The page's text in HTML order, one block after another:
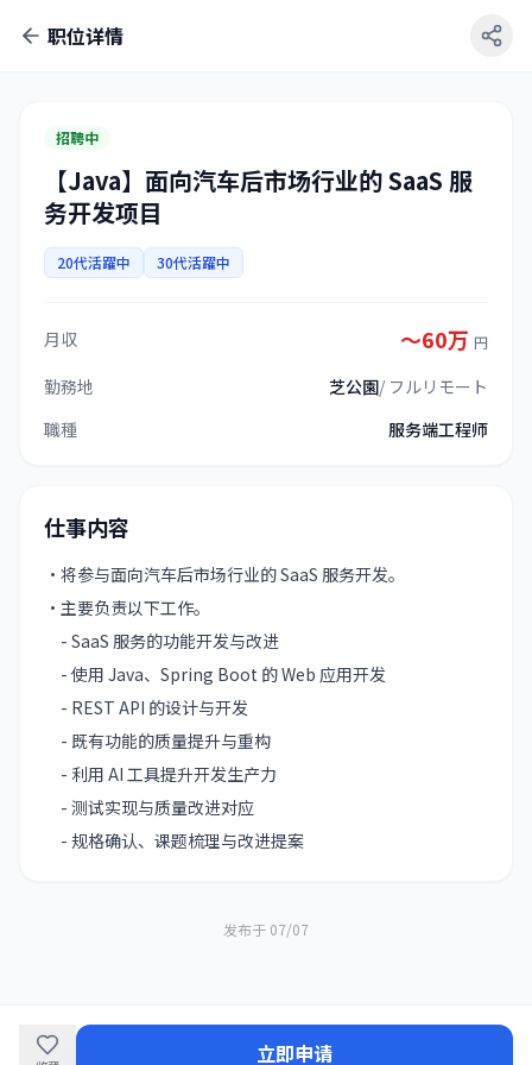
职位详情
招聘中
【Java】面向汽车后市场行业的 SaaS 服
务开发项目
20代活躍中 30代活躍中
月収 〜60万 円
勤務地 芝公園/ フルリモート
職種
服务端工程师
仕事内容
・将参与面向汽车后市场行业的 SaaS 服务开发。
・主要负责以下工作。
- SaaS 服务的功能开发与改进
- 使用 Java、Spring Boot 的 Web 应用开发
- REST API 的设计与开发
- 既有功能的质量提升与重构
- 利用 AI 工具提升开发生产力
- 测试实现与质量改进对应
- 规格确认、课题梳理与改进提案
发布于 07/07
立即申请